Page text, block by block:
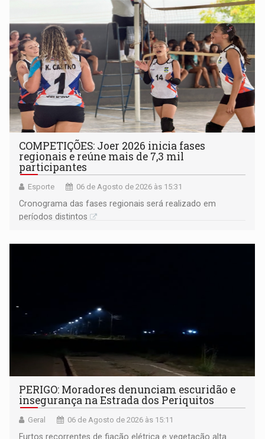
COMPETIÇÕES: Joer 2026 inicia fases
regionais e reúne mais de 7,3 mil
participantes
Esporte 06 de Agosto de 2026 às 15:31
Cronograma das fases regionais será realizado em
períodos distintos
PERIGO: Moradores denunciam escuridão e
insegurança na Estrada dos Periquitos
Geral 06 de Agosto de 2026 às 15:11
Furtos recorrentes de fiação elétrica e vegetação alta